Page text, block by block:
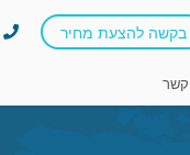
בקשה להצעת מחיר
קשר